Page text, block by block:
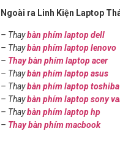
Ngoài ra Linh Kiện Laptop
– Thaybàn phím laptop dell
– Thaybàn phím laptop lenovo
– Thay bàn phím laptop acer
– Thaybàn phím laptop asus
– Thaybàn phím laptop toshiba
– Thaybàn phím laptop sony
– Thaybàn phím laptop hp
– Thay bàn phím macbook